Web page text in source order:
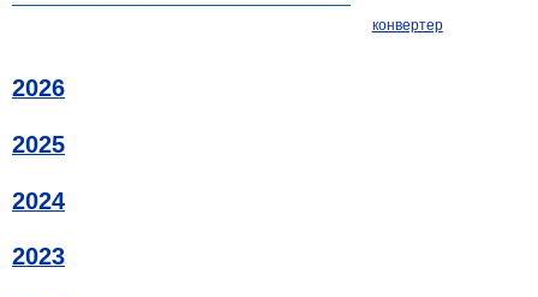
конвертер
2026
2025
2024
2023